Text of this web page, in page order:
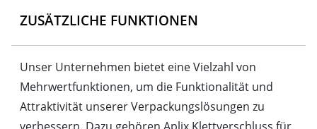
ZUSÄTZLICHE FUNKTIONEN
Unser Unternehmen bietet eine Vielzahl von
Mehrwertfunktionen, um die Funktionalität und
Attraktivität unserer Verpackungslösungen zu